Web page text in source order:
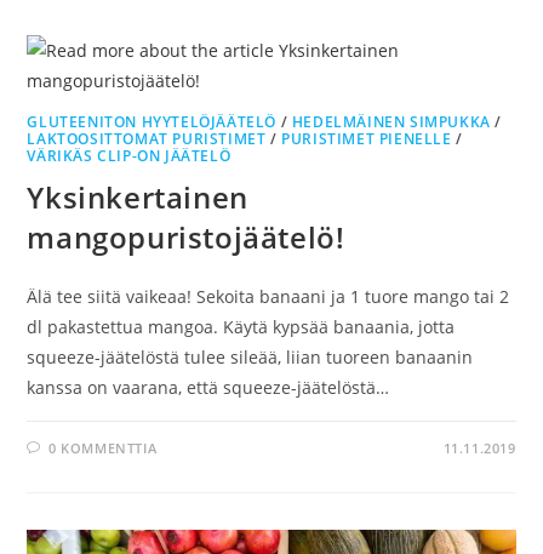
GLUTEENITON HYYTELÖJÄÄTELÖ / HEDELMÄINEN SIMPUKKA /
LAKTOOSITTOMAT PURISTIMET / PURISTIMET PIENELLE /
VÄRIKÄS CLIP-ON JÄÄTELÖ
Yksinkertainen
mangopuristojäätelö!
Älä tee siitä vaikeaa! Sekoita banaani ja 1 tuore mango tai 2
dl pakastettua mangoa. Käytä kypsää banaania, jotta
squeeze-jäätelöstä tulee sileää, liian tuoreen banaanin
kanssa on vaarana, että squeeze-jäätelöstä…
0 KOMMENTTIA 11.11.2019